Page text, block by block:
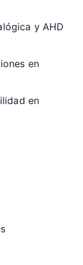
y AHD
en
en